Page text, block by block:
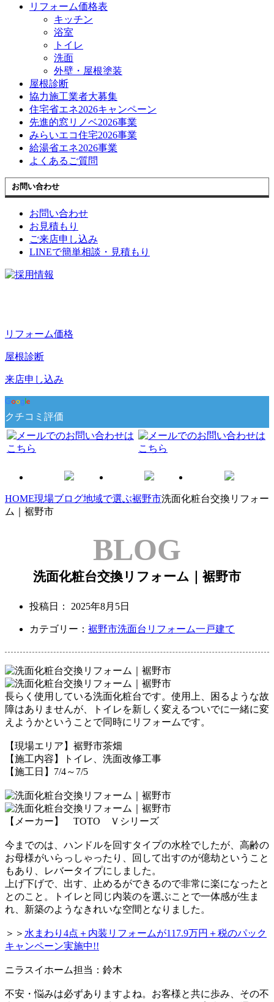
リフォーム価格表
キッチン
浴室
トイレ
洗面
外壁・屋根塗装
屋根診断
協力施工業者大募集
住宅省エネ2026キャンペーン
先進的窓リノベ2026事業
みらいエコ住宅2026事業
給湯省エネ2026事業
よくあるご質問
お問い合わせ
お問い合わせ
お見積もり
ご来店申し込み
LINEで簡単相談・見積もり
リフォーム価格
屋根診断
来店申し込み
クチコミ評価
HOME現場ブログ地域で選ぶ裾野市洗面化粧台交換リフォー
ム｜裾野市
BLOG
洗面化粧台交換リフォーム｜裾野市
投稿日： 2025年8月5日
カテゴリー： 裾野市洗面台リフォーム一戸建て
長らく使用している洗面化粧台です。 使用上、困るような故
障はありませんが、トイレを新しく変えるついでに一緒に変
えようかということで同時にリフォームです。
【現場エリア】裾野市茶畑
【施工内容】トイレ、洗面改修工事
【施工日】7/4～7/5
【メーカー】 TOTO Ｖシリーズ
今までのは、ハンドルを回すタイプの水栓でしたが、 高齢の
お母様がいらっしゃったり 、回して出すのが億劫ということ
もあり、レバータイプにしました。
上げ下げで、出す、止めるができるので非常に楽になった と
とのこと。
トイレと同じ内装のを選ぶことで一体感が生ま
れ、新築のようなきれいな空間となりました。
＞＞ 水まわり4点＋内装リフォームが117.9万円＋税のパック
キャンペーン実施中!!
ニラスイホーム担当：鈴木
不安・悩みは必ずありますよね。お客様と共に歩み、その不